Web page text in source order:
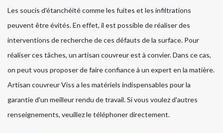
Les soucis d'étanchéité comme les fuites et les infiltrations
peuvent être évités. En effet, il est possible de réaliser des
interventions de recherche de ces défauts de la surface. Pour
réaliser ces tâches, un artisan couvreur est à convier. Dans ce cas,
on peut vous proposer de faire confiance à un expert en la matière.
Artisan couvreur Viss a les matériels indispensables pour la
garantie d'un meilleur rendu de travail. Si vous voulez d'autres
renseignements, veuillez le téléphoner directement.